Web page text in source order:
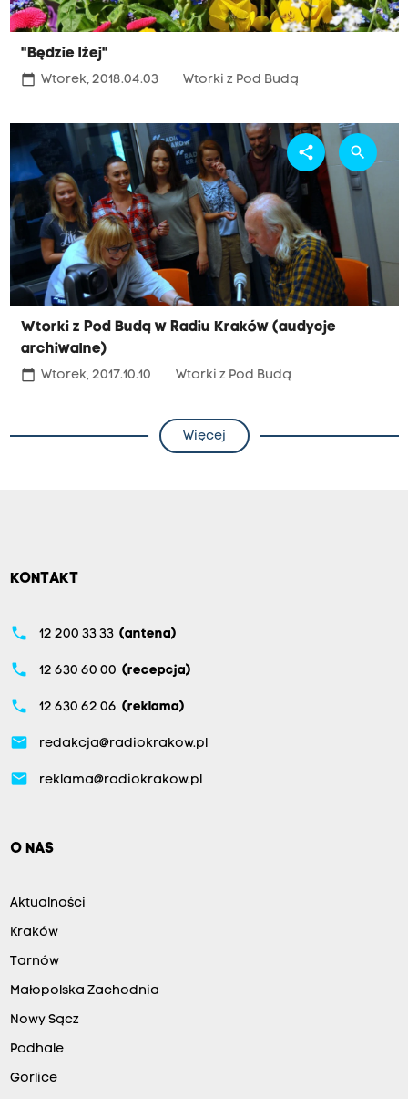
"Będzie lżej"
calendar_today Wtorek, 2018.04.03 Wtorki z Pod Budą
Wtorki z Pod Budą w Radiu Kraków (audycje
archiwalne)
calendar_today Wtorek, 2017.10.10 Wtorki z Pod Budą
share search
Więcej
KONTAKT
phone 12 200 33 33 (antena)
phone 12 630 60 00 (recepcja)
phone 12 630 62 06 (reklama)
email redakcja@radiokrakow.pl
email reklama@radiokrakow.pl
O NAS
Aktualności
Kraków
Tarnów
Małopolska Zachodnia
Nowy Sącz
Podhale
Gorlice